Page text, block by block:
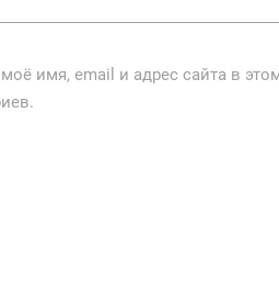
имя, email и адрес сайта в